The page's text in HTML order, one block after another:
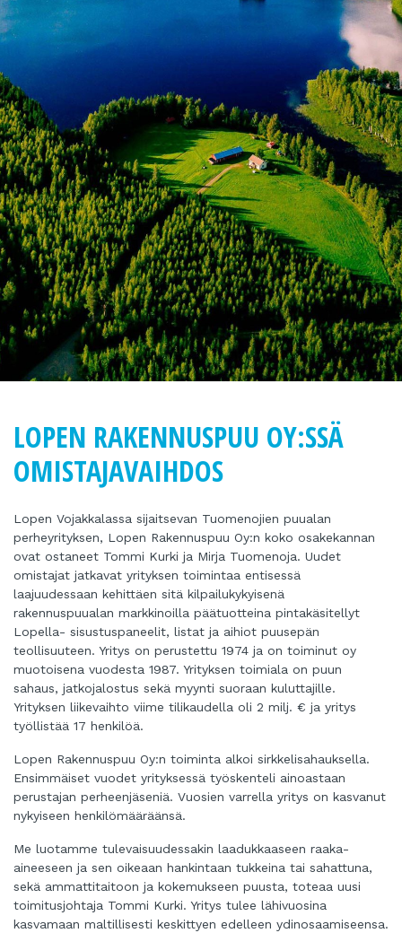
LOPEN RAKENNUSPUU OY:SSÄ
OMISTAJAVAIHDOS
Lopen Vojakkalassa sijaitsevan Tuomenojien puualan
perheyrityksen, Lopen Rakennuspuu Oy:n koko osakekannan
ovat ostaneet Tommi Kurki ja Mirja Tuomenoja. Uudet
omistajat jatkavat yrityksen toimintaa entisessä
laajuudessaan kehittäen sitä kilpailukykyisenä
rakennuspuualan markkinoilla päätuotteina pintakäsitellyt
Lopella- sisustuspaneelit, listat ja aihiot puusepän
teollisuuteen. Yritys on perustettu 1974 ja on toiminut oy
muotoisena vuodesta 1987. Yrityksen toimiala on puun
sahaus, jatkojalostus sekä myynti suoraan kuluttajille.
Yrityksen liikevaihto viime tilikaudella oli 2 milj. € ja yritys
työllistää 17 henkilöä.
Lopen Rakennuspuu Oy:n toiminta alkoi sirkkelisahauksella.
Ensimmäiset vuodet yrityksessä työskenteli ainoastaan
perustajan perheenjäseniä. Vuosien varrella yritys on kasvanut
nykyiseen henkilömääräänsä.
Me luotamme tulevaisuudessakin laadukkaaseen raaka-
aineeseen ja sen oikeaan hankintaan tukkeina tai sahattuna,
sekä ammattitaitoon ja kokemukseen puusta, toteaa uusi
toimitusjohtaja Tommi Kurki. Yritys tulee lähivuosina
kasvamaan maltillisesti keskittyen edelleen ydinosaamiseensa.